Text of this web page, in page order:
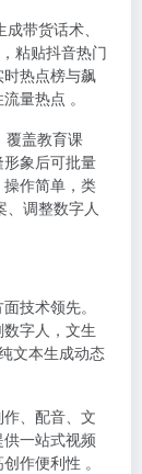
带货话术、
粘贴抖音热门
热点榜与飙
量热点 。
覆盖教育课
象后可批量
作简单，类
调整数字人
技术领先。
字人，文生
文本生成动态
作、配音、文
一站式视频
作便利性 。